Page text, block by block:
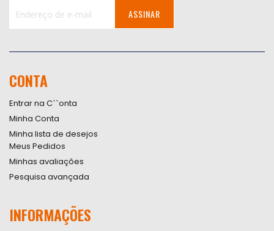
Newsletter:
ASSINAR
CONTA
Entrar na C``onta
Minha Conta
Minha lista de desejos
Meus Pedidos
Minhas avaliações
Pesquisa avançada
INFORMAÇÕES